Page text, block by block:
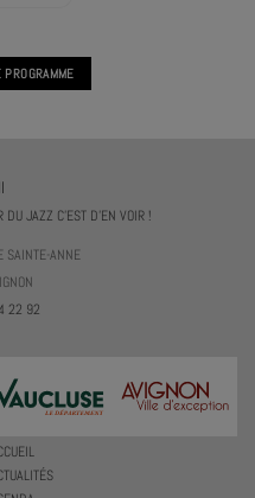
DU JAZZ C'EST D'EN VOIR !
SAINTE-ANNE
22 92